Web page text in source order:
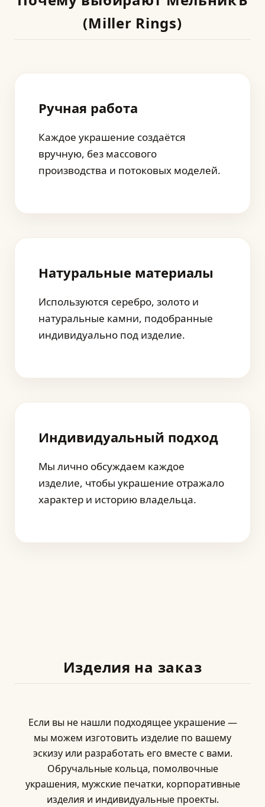
(Miller Rings)
Ручная работа
Каждое украшение создаётся
вручную, без массового
производства и потоковых моделей.
Натуральные материалы
Используются серебро, золото и
натуральные камни, подобранные
индивидуально под изделие.
Индивидуальный подход
Мы лично обсуждаем каждое
изделие, чтобы украшение отражало
характер и историю владельца.
Изделия на заказ
Если вы не нашли подходящее украшение —
мы можем изготовить изделие по вашему
эскизу или разработать его вместе с вами.
Обручальные кольца, помолвочные
украшения, мужские печатки, корпоративные
изделия и индивидуальные проекты.